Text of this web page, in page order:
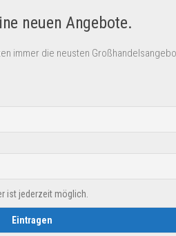
neuen Angebote.
immer die neusten
ist jederzeit möglich.